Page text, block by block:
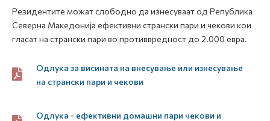
Резидентите можат слободно да изнесуваат од Република
Северна Македонија ефективни странски пари и чекови кои
гласат на странски пари во противвредност до 2.000 евра.
Одлука за висината на внесување или изнесување
на странски пари и чекови
Одлука - ефективни домашни пари чекови и